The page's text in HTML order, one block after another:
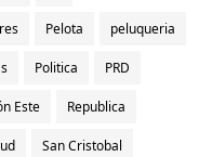
Pelota peluqueria
Politica PRD
Este Republica
San Cristobal